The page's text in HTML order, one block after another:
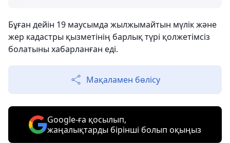
Бұған дейін 19 маусымда жылжымайтын мүлік және
жер кадастры қызметінің барлық түрі қолжетімсіз
болатыны хабарланған еді.
Мақаламен бөлісу
Google-ға қосылып,
жаңалықтарды бірінші болып оқыңыз